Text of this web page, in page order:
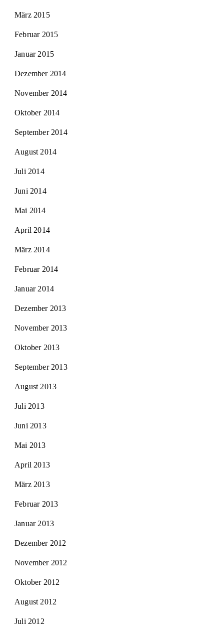
März 2015
Februar 2015
Januar 2015
Dezember 2014
November 2014
Oktober 2014
September 2014
August 2014
Juli 2014
Juni 2014
Mai 2014
April 2014
März 2014
Februar 2014
Januar 2014
Dezember 2013
November 2013
Oktober 2013
September 2013
August 2013
Juli 2013
Juni 2013
Mai 2013
April 2013
März 2013
Februar 2013
Januar 2013
Dezember 2012
November 2012
Oktober 2012
August 2012
Juli 2012